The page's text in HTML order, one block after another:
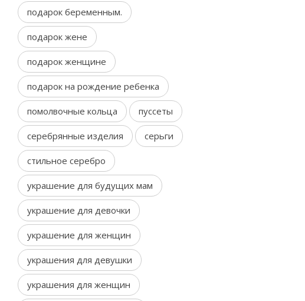
подарок беременным.
подарок жене
подарок женщине
подарок на рождение ребенка
помолвочные кольца пуссеты
серебрянные изделия серьги
стильное серебро
украшение для будущих мам
украшение для девочки
украшение для женщин
украшения для девушки
украшения для женщин